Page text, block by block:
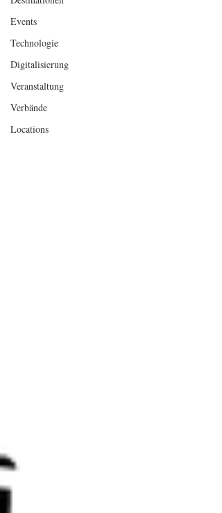
Events
Technologie
Digitalisierung
Veranstaltung
Verbände
Locations